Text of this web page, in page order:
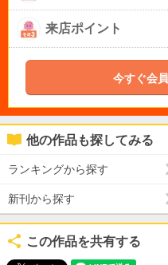
来店ポイント
今すぐ会
他の作品も探してみる
ランキングから探す
新刊から探す
この作品を共有する